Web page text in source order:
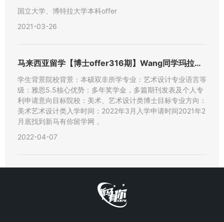
国立大学、博特拉大学本科offer
2021-03-26
马来西亚留学【博士offer316期】Wang同学玛拉工艺大
学生背景院校背景：本硕双非所学专业：艺术设计专业语言等
级：雅思5.5核心优势：多年奖学金，多篇期刊发表及个人专
利申请意向目标院校：美术、艺术设计类博士目标专业方向：
美术艺术设计类入学时间：2022年3月入学申请时间2021年2
月底找到新马有你留学网，
2022-04-07